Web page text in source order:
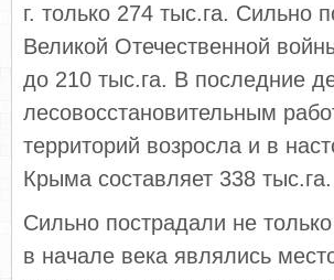
г. только 274 тыс.га. Сильно
Великой Отечественной
до 210 тыс.га. В последние
лесовосстановительным
территорий возросла и в
Крыма составляет 338 тыс.га.
Сильно пострадали не
в начале века являлись